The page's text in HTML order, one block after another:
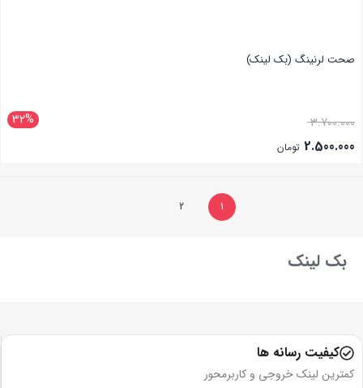
صحت لرنینگ (بک لینک)
32% 3.700.000
2.500.000 تومان
1
2
بک لینک
کیفیت رسانه ها
کمترین لینک خروجی و کاربرمحور